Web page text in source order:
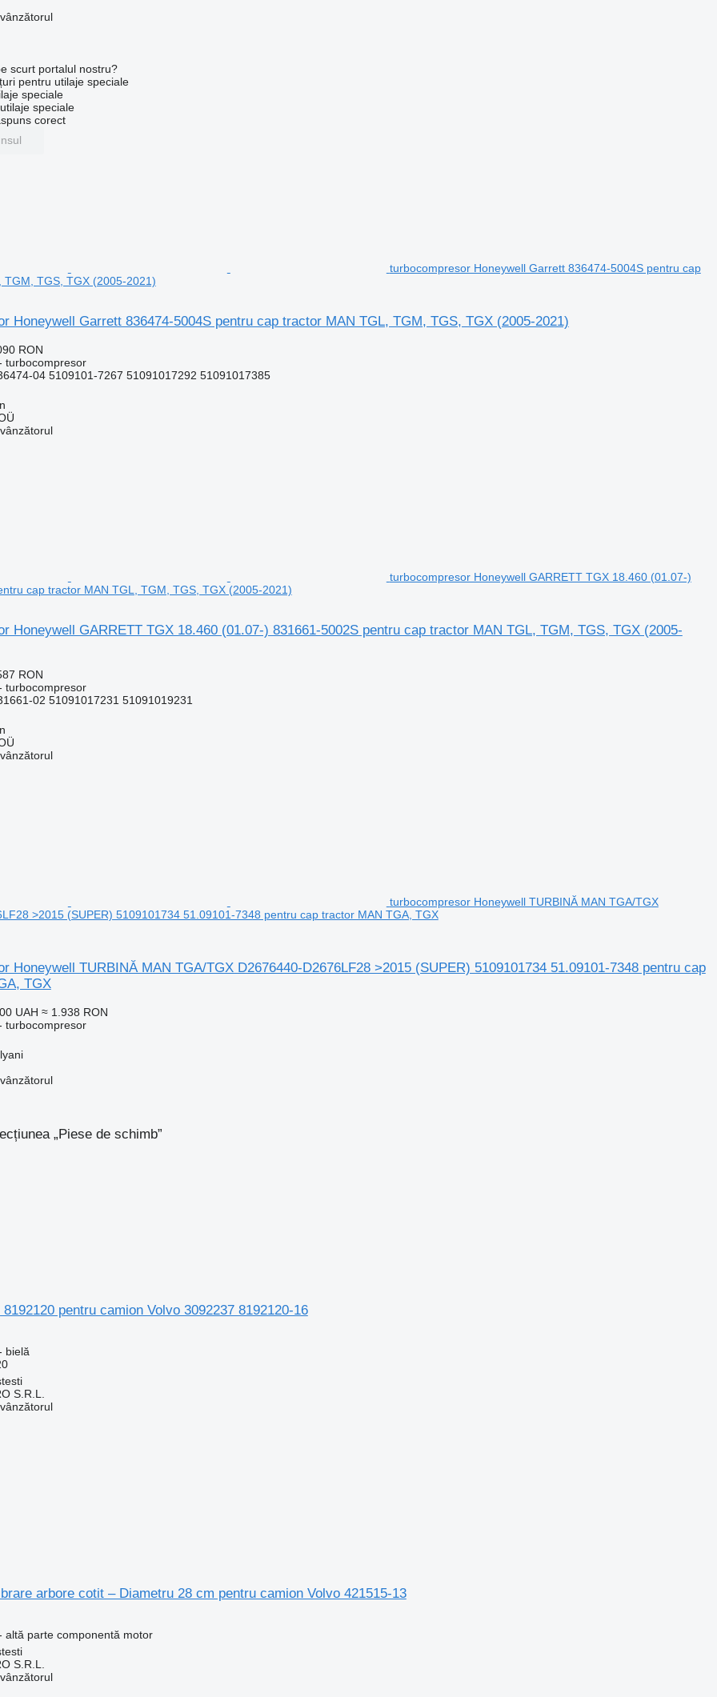
scurt portalul nostru?
pentru utilaje speciale
speciale
speciale
corect
turbocompresor Honeywell Garrett 836474-5004S pentru cap
TGM, TGS, TGX (2005-2021)
Honeywell Garrett 836474-5004S pentru cap tractor MAN TGL, TGM, TGS, TGX (2005-2021)
RON
turbocompresor
04 5109101-7267 51091017292 51091017385
turbocompresor Honeywell GARRETT TGX 18.460 (01.07-)
cap tractor MAN TGL, TGM, TGS, TGX (2005-2021)
Honeywell GARRETT TGX 18.460 (01.07-) 831661-5002S pentru cap tractor MAN TGL, TGM, TGS, TGX (2005-
RON
turbocompresor
02 51091017231 51091019231
turbocompresor Honeywell TURBINĂ MAN TGA/TGX
>2015 (SUPER) 5109101734 51.09101-7348 pentru cap tractor MAN TGA, TGX
Honeywell TURBINĂ MAN TGA/TGX D2676440-D2676LF28 >2015 (SUPER) 5109101734 51.09101-7348 pentru cap
TGX
UAH ≈ 1.938 RON
turbocompresor
„Piese de schimb”
pentru camion Volvo 3092237 8192120-16
bielă
S.R.L.
arbore cotit – Diametru 28 cm pentru camion Volvo 421515-13
altă parte componentă motor
S.R.L.